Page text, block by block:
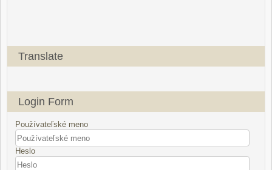
Translate
Login Form
Používateľské meno
Heslo